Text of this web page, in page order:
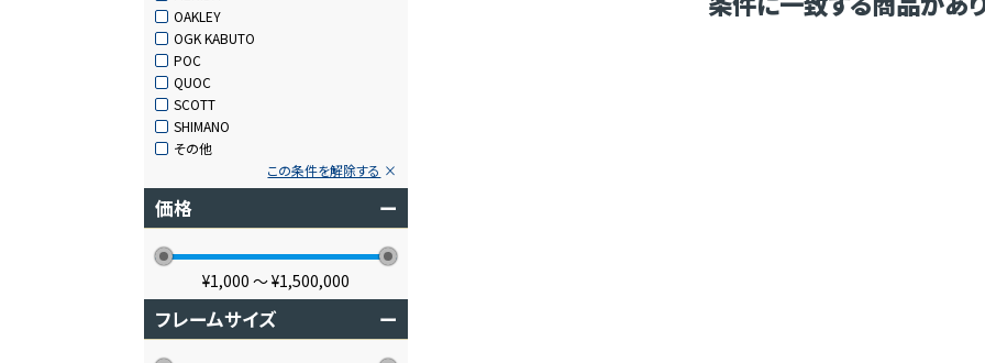
OAKLEY
OGK KABUTO
POC
QUOC
SCOTT
SHIMANO
その他
この条件を解除する
価格 ー
¥1,000 〜¥1,500,000
フレームサイズ ー